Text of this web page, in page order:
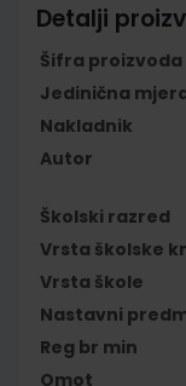
Detalji
Šifra proizvoda
Jedinična
Nakladnik
Autor
Školski razred
Vrsta školske
Vrsta škole
Nastavni
Reg br min
Omot